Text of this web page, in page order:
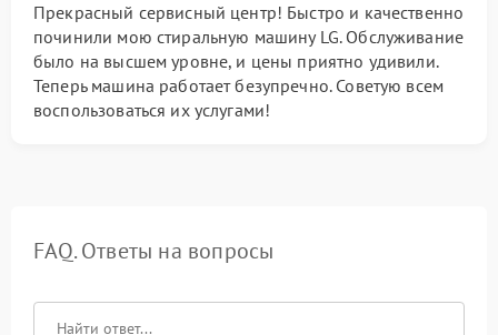
Прекрасный сервисный центр! Быстро и качественно
починили мою стиральную машину LG. Обслуживание
было на высшем уровне, и цены приятно удивили.
Теперь машина работает безупречно. Советую всем
воспользоваться их услугами!
FAQ. Ответы на вопросы